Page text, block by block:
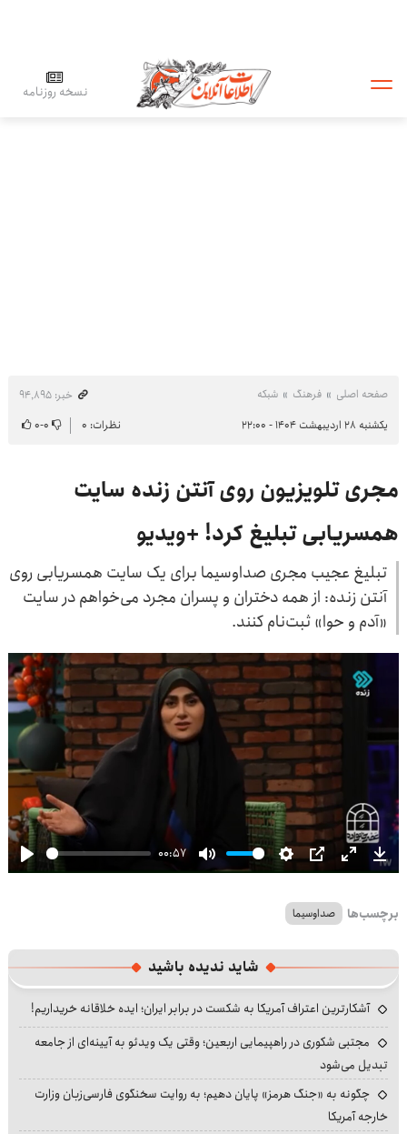
نسخه روزنامه
صفحه اصلی فرهنگ شبکه
خبر: ۹۴٬۸۹۵
یکشنبه ۲۸ اردیبهشت ۱۴۰۴ - ۲۲:۰۰
نظرات: ۰ ۰-۰
مجری تلویزیون روی آنتن زنده سایت
همسریابی تبلیغ کرد! +ویدیو
تبلیغ عجیب مجری صداوسیما برای یک سایت همسریابی روی
آنتن زنده: از همه دختران و پسران مجرد می‌خواهم در سایت
«آدم و حوا» ثبت‌نام کنند.
Play
00:57
Mute Settings
PIP Enter
برچسب‌ها صداوسیما
شاید ندیده باشید
آشکارترین اعتراف آمریکا به شکست در برابر ایران؛ ایده خلاقانه خریداریم!
مجتبی شکوری در راهپیمایی اربعین؛ وقتی یک ویدئو به آیینه‌ای از جامعه
تبدیل می‌شود
چگونه به «جنگ هرمز» پایان دهیم؛ به روایت سخنگوی فارسی‌زبان وزارت
خارجه آمریکا